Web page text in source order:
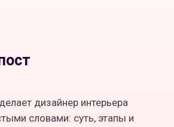
дизайнер интерьера
словами: суть, этапы и